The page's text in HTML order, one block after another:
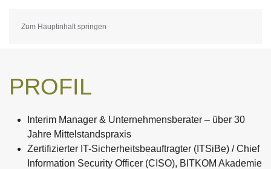
Zum Hauptinhalt springen
PROFIL
Interim Manager & Unternehmensberater – über 30
Jahre Mittelstandspraxis
Zertifizierter IT-Sicherheitsbeauftragter (ITSiBe) / Chief
Information Security Officer (CISO), BITKOM Akademie